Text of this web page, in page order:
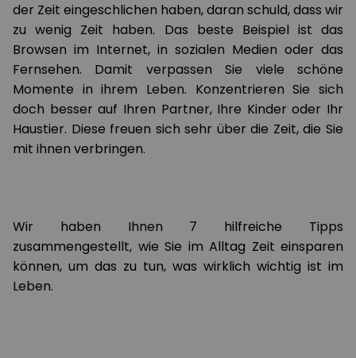
der Zeit eingeschlichen haben, daran schuld, dass wir
zu wenig Zeit haben. Das beste Beispiel ist das
Browsen im Internet, in sozialen Medien oder das
Fernsehen. Damit verpassen Sie viele schöne
Momente in ihrem Leben. Konzentrieren Sie sich
doch besser auf Ihren Partner, Ihre Kinder oder Ihr
Haustier. Diese freuen sich sehr über die Zeit, die Sie
mit ihnen verbringen.
Wir haben Ihnen 7 hilfreiche Tipps
zusammengestellt, wie Sie im Alltag Zeit einsparen
können, um das zu tun, was wirklich wichtig ist im
Leben.